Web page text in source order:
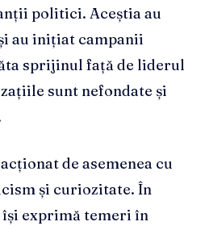
politici. Aceștia au
au inițiat campanii
sprijinul față de liderul
sunt nefondate și
de asemenea cu
și curiozitate. În
exprimă temeri în